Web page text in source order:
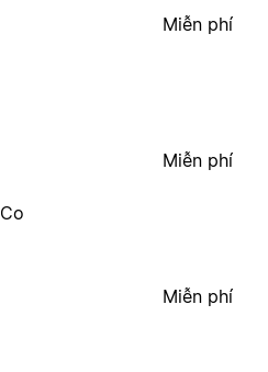
Miễn phí
Miễn phí
Miễn phí